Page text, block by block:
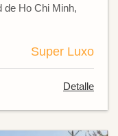
de Ho Chi Minh,
Super Luxo
Detalle